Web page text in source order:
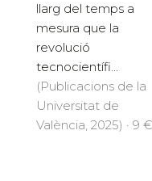
llarg del temps a
mesura que la
revolució
tecnocientífi...
(Publicacions de la
Universitat de
València, 2025) · 9 €